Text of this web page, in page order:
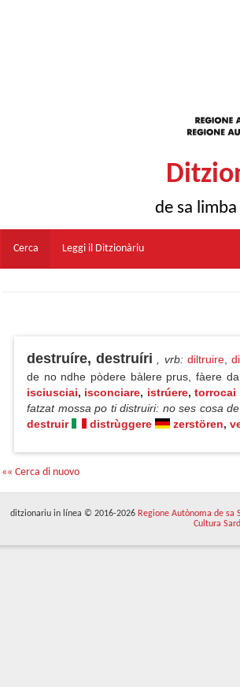
de sa
Cerca Leggi il Ditzionàriu
destruíre, destruíri , vrb: diltruire,
de no ndhe pòdere bàlere prus, fàere
isciusciai, isconciare, istrúere, torrocai
fatzat mossa po ti distruiri: no ses cosa
destruir
distrùggere zerstören,
«« Cerca di nuovo
ditzionariu in línea © 2016-2026 Regione Autònoma de sa
Cultura